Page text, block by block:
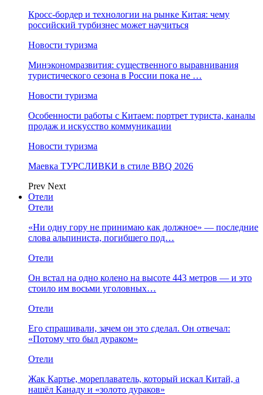
Кросс-бордер и технологии на рынке Китая: чему
российский турбизнес может научиться
Новости туризма
Минэкономразвития: существенного выравнивания
туристического сезона в России пока не …
Новости туризма
Особенности работы с Китаем: портрет туриста, каналы
продаж и искусство коммуникации
Новости туризма
Маевка ТУРСЛИВКИ в стиле BBQ 2026
Prev Next
Отели
Отели
«Ни одну гору не принимаю как должное» — последние
слова альпиниста, погибшего под…
Отели
Он встал на одно колено на высоте 443 метров — и это
стоило им восьми уголовных…
Отели
Его спрашивали, зачем он это сделал. Он отвечал:
«Потому что был дураком»
Отели
Жак Картье, мореплаватель, который искал Китай, а
нашёл Канаду и «золото дураков»